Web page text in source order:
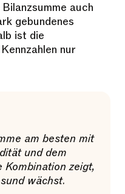
auch
gebundenes
ist die
nur
am besten mit
und dem
zeigt,
wächst.